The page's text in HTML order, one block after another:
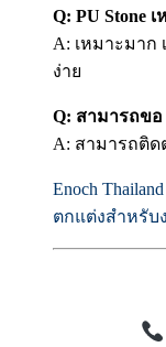
Q: PU Stone
A: เหมาะมาก
ง่าย
Q: สามารถขอ
A: สามารถติ
Enoch
ตกแต่งสำหรับ